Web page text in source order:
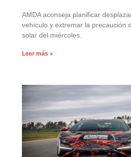
AMDA aconseja planificar
vehículo y extremar la precaución
solar del miércoles.
Leer más »